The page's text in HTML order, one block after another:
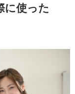
に使った